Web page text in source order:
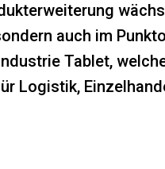
auch im
Tablet,
Logistik,